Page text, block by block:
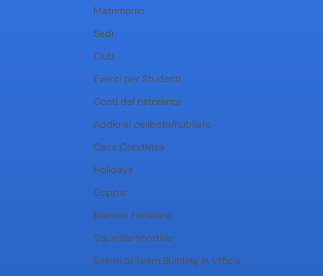
Matrimonio
Sedi
Club
Eventi per Studenti
Conti del ristorante
Addio al celibato/nubilato
Casa Condivisa
Holidays
Coppie
Bilancio Familiare
Squadre sportive
Eventi di Team Building in Ufficio